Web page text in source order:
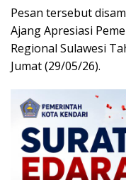
Pesan tersebut
Ajang Apresiasi
Regional Sulawesi
Jumat (29/05/26).